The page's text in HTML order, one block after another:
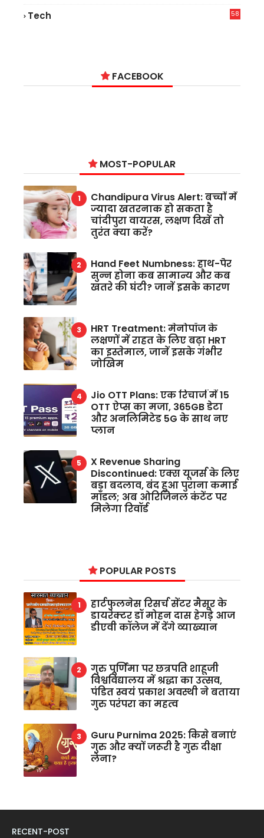
Tech
58
FACEBOOK
MOST-POPULAR
Chandipura Virus Alert: बच्चों में
ज्यादा खतरनाक हो सकता है
चांदीपुरा वायरस, लक्षण दिखें तो
तुरंत क्या करें?
Hand Feet Numbness: हाथ-पैर
सुन्न होना कब सामान्य और कब
खतरे की घंटी? जानें इसके कारण
HRT Treatment: मेनोपॉज के
लक्षणों में राहत के लिए बढ़ा HRT
का इस्तेमाल, जानें इसके गंभीर
जोखिम
Jio OTT Plans: एक रिचार्ज में 15
OTT ऐप्स का मजा, 365GB डेटा
और अनलिमिटेड 5G के साथ नए
प्लान
X Revenue Sharing
Discontinued: एक्स यूजर्स के लिए
बड़ा बदलाव, बंद हुआ पुराना कमाई
मॉडल; अब ओरिजिनल कंटेंट पर
मिलेगा रिवॉर्ड
POPULAR POSTS
हार्टफुलनेस रिसर्च सेंटर मैसूर के
डायरेक्टर डॉ मोहन दास हेगड़े आज
डीएवी कॉलेज में देंगे व्याख्यान
गुरु पूर्णिमा पर छत्रपति शाहूजी
विश्वविद्यालय में श्रद्धा का उत्सव,
पंडित स्वयं प्रकाश अवस्थी ने बताया
गुरु परंपरा का महत्व
Guru Purnima 2025: किसे बनाएं
गुरु और क्यों जरूरी है गुरु दीक्षा
लेना?
RECENT-POST